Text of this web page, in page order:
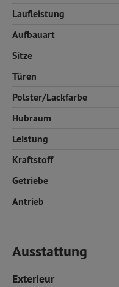
Laufleistung
Aufbauart
Sitze
Türen
Polster/Lackfarbe
Hubraum
Leistung
Kraftstoff
Getriebe
Antrieb
Ausstattung
Exterieur